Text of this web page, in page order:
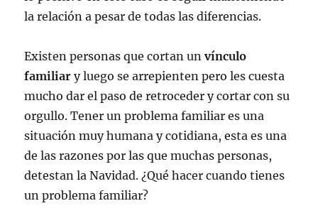
la relación a pesar de todas las diferencias.
Existen personas que cortan unvínculo
familiar y luego se arrepienten pero les cuesta
mucho dar el paso de retroceder y cortar con su
orgullo. Tener un problema familiar es una
situación muy humana y cotidiana, esta es una
de las razones por las que muchas personas,
detestan la Navidad. ¿Qué hacer cuando tienes
un problema familiar?